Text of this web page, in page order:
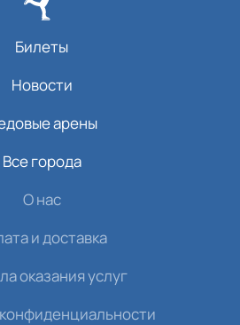
Билеты
Новости
арены
Все города
О нас
и доставка
оказания услуг